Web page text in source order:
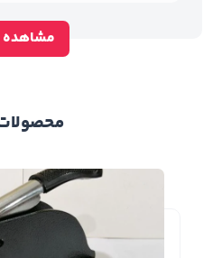
خبری از ژلاتین و استامپ
دستگاه بر روی فومی خاص
ویژگی‌های موبی ام اف
بنویسیم با ما همراه باشید:
• موبی
ابعاد نامتعارفی ندارد به
ابعاد کوچک قابل طراحی است.
مشاهده